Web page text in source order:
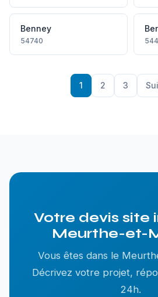
Benney
54740
1 2 3
Votre devis site
Meurthe-et-
Vous êtes dans le
Décrivez votre projet,
24h.